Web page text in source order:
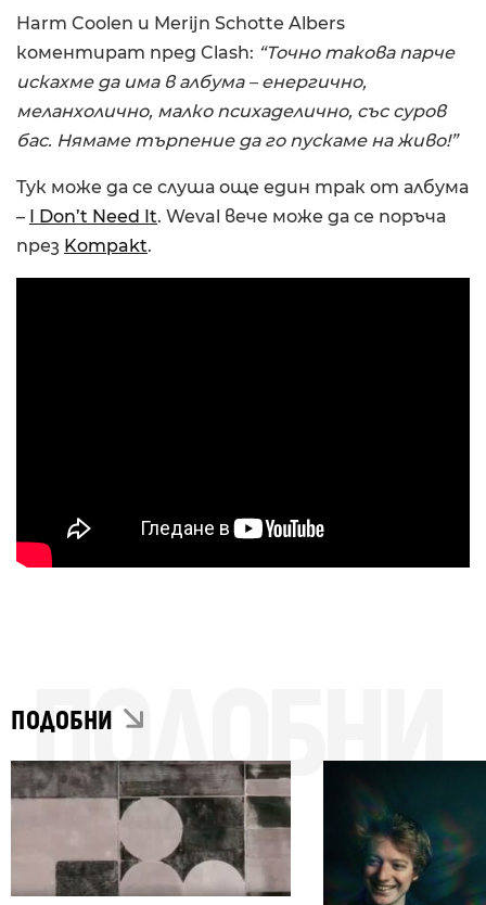
Harm Coolen и Merijn Schotte Albers
коментират пред Clash: “Точно такова парче
искахме да има в албума – енергично,
меланхолично, малко психаделично, със суров
бас. Нямаме търпение да го пускаме на живо!”
Тук може да се слуша още един трак от албума
–
I Don’t Need It. Weval вече може да се поръча
през Kompakt.
ПОДОБНИ
ПОДОБНИ